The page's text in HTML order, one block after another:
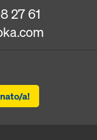
27 61
a!